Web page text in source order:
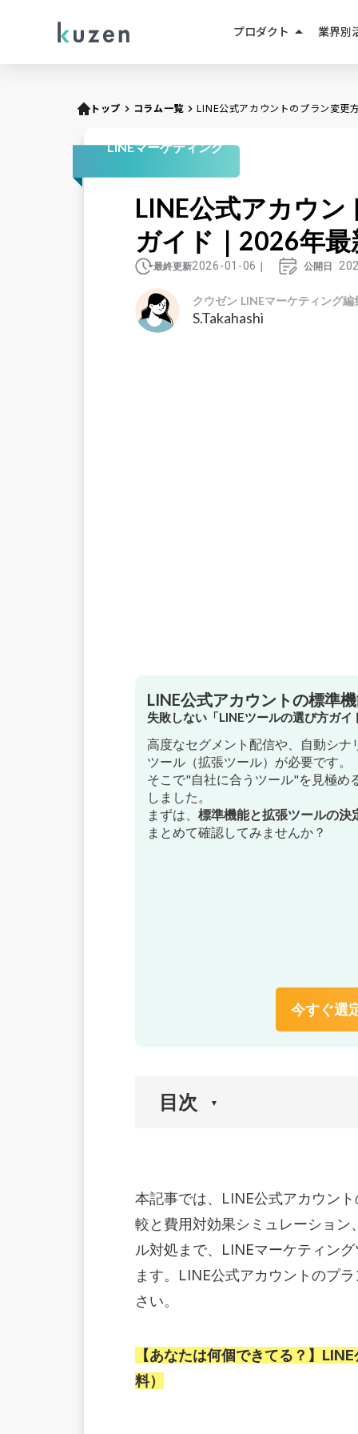
プロダクト arrow_drop_up
LINE成果報酬メニュー
AIエージェント
AIチャットボット
業界別
人材紹
教育・
小売・
トップ keyboard_arrow_right コラム一覧keyboard_arrow_right LINE公式アカウントのプラン変更
LINEマーケティング
LINE公式アカウ
ガイド｜2026年最
最終更新2026-01-06 ｜ 公開日
クウゼン LINEマーケティング編
S.Takahashi
LINE公式アカウントの標準
失敗しない「LINEツールの選び方ガイ
高度なセグメント配信や、自動シ
ツール（拡張ツール）が必要です。
そこで"自社に合うツール"を見極め
しました。
まずは、 標準機能と拡張ツールの決
まとめて確認してみませんか？
今すぐ選
目次
2. 無料メッセージ通数と追加料金の仕
3. 2023年6月改定のポイント
🟢プラン変更前に確認するチェックリ
1. 友だち数と月間配信回数の目安表
2. 無料通数を超えやすいケース
🟢プラン変更手順【PC版】
1. アカウント選択 →《設定》→《利用
本記事では、LINE公式アカウン
較と費用対効果シミュレーショ
ル対処まで、 LINEマーケティン
ます。LINE公式アカウントのプ
さい。
【あなたは何個できてる？】
料）